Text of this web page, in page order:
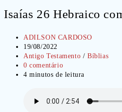
Isaías 26 Hebraico
Autor
do
post:
ADILSON CARDOSO
Post
publicado:
19/08/2022
Categoria
do
post:
Antigo Testamento / Bíblias
Comentários
do
0 comentário
Tempo
4 minutos de leitura